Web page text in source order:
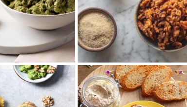
ラくるみ
スイート＆スパイシー
くるみ